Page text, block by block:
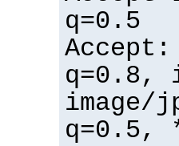
q=0.5
q=0.8,
image/
q=0.5,